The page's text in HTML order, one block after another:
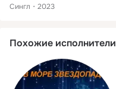
Сингл
2023
Похожие исполнители